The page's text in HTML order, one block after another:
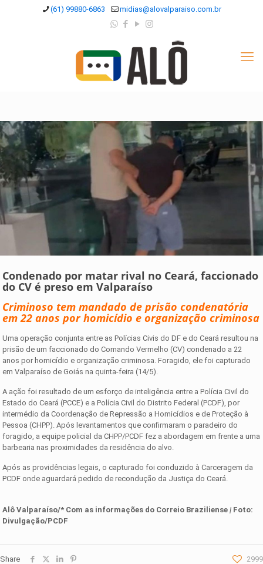
(61) 99880-6863 midias@alovalparaiso.com.br
Condenado por matar rival no Ceará, faccionado
do CV é preso em Valparaíso
Criminoso tem mandado de prisão condenatória
em 22 anos por homicídio e organização criminosa
Uma operação conjunta entre as Polícias Civis do DF e do Ceará resultou na
prisão de um faccionado do Comando Vermelho (CV) condenado a 22
anos por homicídio e organização criminosa. Foragido, ele foi capturado
em Valparaíso de Goiás na quinta-feira (14/5).
A ação foi resultado de um esforço de inteligência entre a Polícia Civil do
Estado do Ceará (PCCE) e a Polícia Civil do Distrito Federal (PCDF), por
intermédio da Coordenação de Repressão a Homicídios e de Proteção à
Pessoa (CHPP). Após levantamentos que confirmaram o paradeiro do
foragido, a equipe policial da CHPP/PCDF fez a abordagem em frente a uma
barbearia nas proximidades da residência do alvo.
Após as providências legais, o capturado foi conduzido à Carceragem da
PCDF onde aguardará pedido de recondução da Justiça do Ceará.
Alô Valparaíso/* Com as informações d o Correio Braziliense | Foto:
Divulgação/PCDF
Share 2999